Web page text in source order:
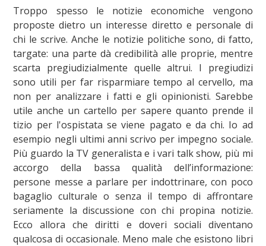
Troppo spesso le notizie economiche vengono
proposte dietro un interesse diretto e personale di
chi le scrive. Anche le notizie politiche sono, di fatto,
targate: una parte dà credibilità alle proprie, mentre
scarta pregiudizialmente quelle altrui. I pregiudizi
sono utili per far risparmiare tempo al cervello, ma
non per analizzare i fatti e gli opinionisti. Sarebbe
utile anche un cartello per sapere quanto prende il
tizio per l'ospistata se viene pagato e da chi. Io ad
esempio negli ultimi anni scrivo per impegno sociale.
Più guardo la TV generalista e i vari talk show, più mi
accorgo della bassa qualità dell’informazione:
persone messe a parlare per indottrinare, con poco
bagaglio culturale o senza il tempo di affrontare
seriamente la discussione con chi propina notizie.
Ecco allora che diritti e doveri sociali diventano
qualcosa di occasionale. Meno male che esistono libri